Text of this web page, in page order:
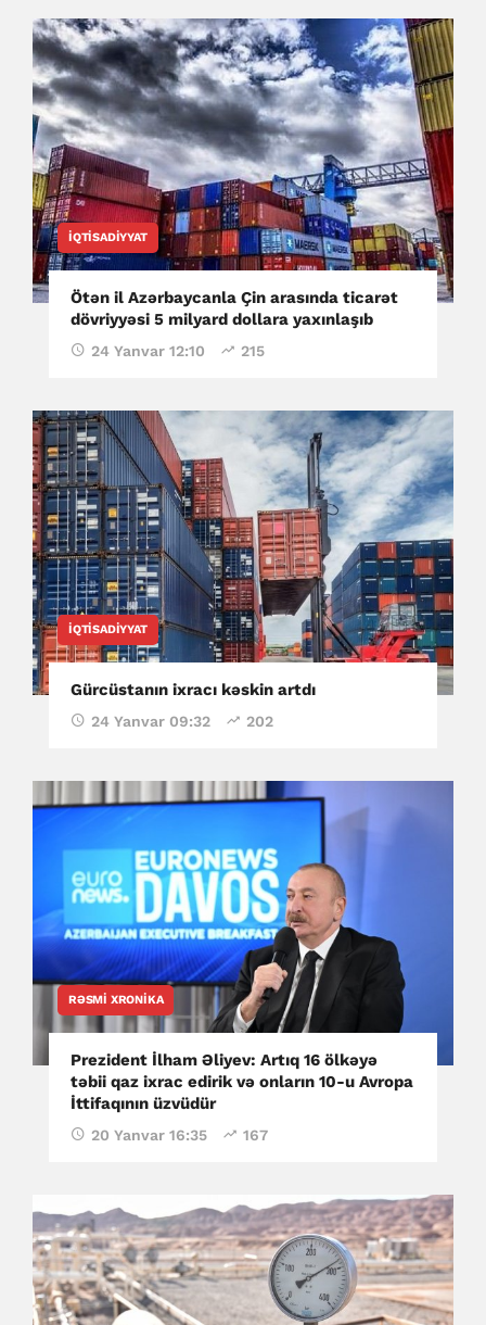
İQTISADIYYAT
Ötən il Azərbaycanla Çin arasında ticarət
dövriyyəsi 5 milyard dollara yaxınlaşıb
24 Yanvar 12:10 215
İQTISADIYYAT
Gürcüstanın ixracı kəskin artdı
24 Yanvar 09:32 202
RƏSMI XRONIKA
Prezident İlham Əliyev: Artıq 16 ölkəyə
təbii qaz ixrac edirik və onların 10-u Avropa
İttifaqının üzvüdür
20 Yanvar 16:35 167